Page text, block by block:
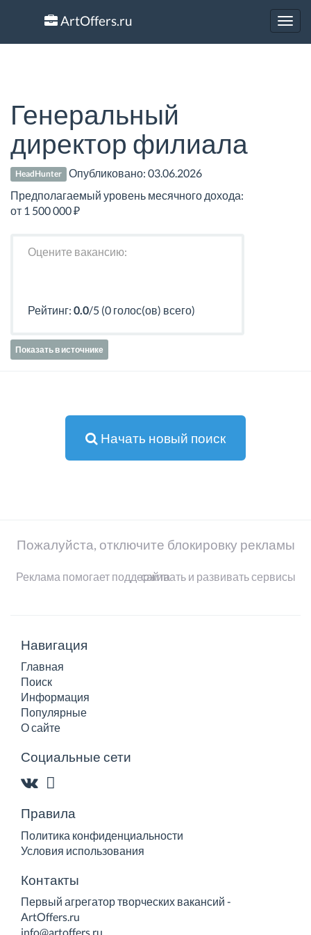
ArtOffers.ru
Генеральный
директор филиала
HeadHunter Опубликовано:03.06.2026
Предполагаемый уровень месячного дохода:
от 1 500 000 ₽
Оцените вакансию:
Рейтинг: 0.0/5 (0 голос(ов) всего)
Показать в источнике
Начать новый поиск
Пожалуйста, отключите блокировку рекламы
Реклама помогает поддерживать и развивать сервисы сайта
Навигация
Главная
Поиск
Информация
Популярные
О сайте
Социальные сети
Правила
Политика конфиденциальности
Условия использования
Контакты
Первый агрегатор творческих вакансий -
ArtOffers.ru
info@artoffers.ru